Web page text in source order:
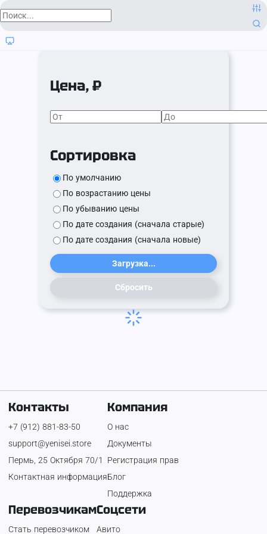
Цена, ₽
Сортировка
По умолчанию
По возрастанию цены
По убыванию цены
По дате создания (сначала старые)
По дате создания (сначала новые)
Загрузка...
Сбросить
Контакты
+7 (912) 881-83-50
support@yenisei.store
Пермь, 25 Октября 70/1
Контактная информация
Компания
О нас
Документы
Регистрация прав
Блог
Поддержка
Перевозчикам
Стать перевозчиком
Соцсети
Авито